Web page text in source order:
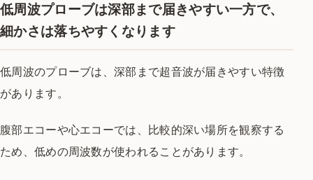
低周波プローブは深部まで届きやすい一方で、
細かさは落ちやすくなります
低周波のプローブは、深部まで超音波が届きやすい特徴
があります。
腹部エコーや心エコーでは、比較的深い場所を観察する
ため、低めの周波数が使われることがあります。